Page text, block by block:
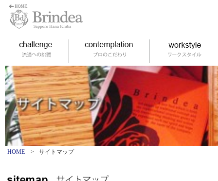
HOME > サイトマップ